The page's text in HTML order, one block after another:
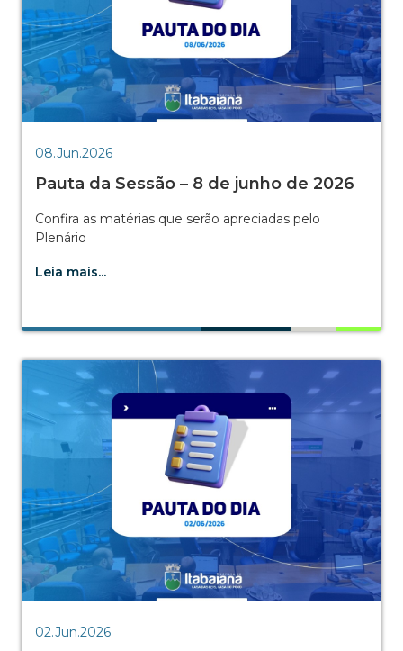
08.Jun.2026
Pauta da Sessão – 8 de junho de 2026
Confira as matérias que serão apreciadas pelo
Plenário
Leia mais...
02.Jun.2026